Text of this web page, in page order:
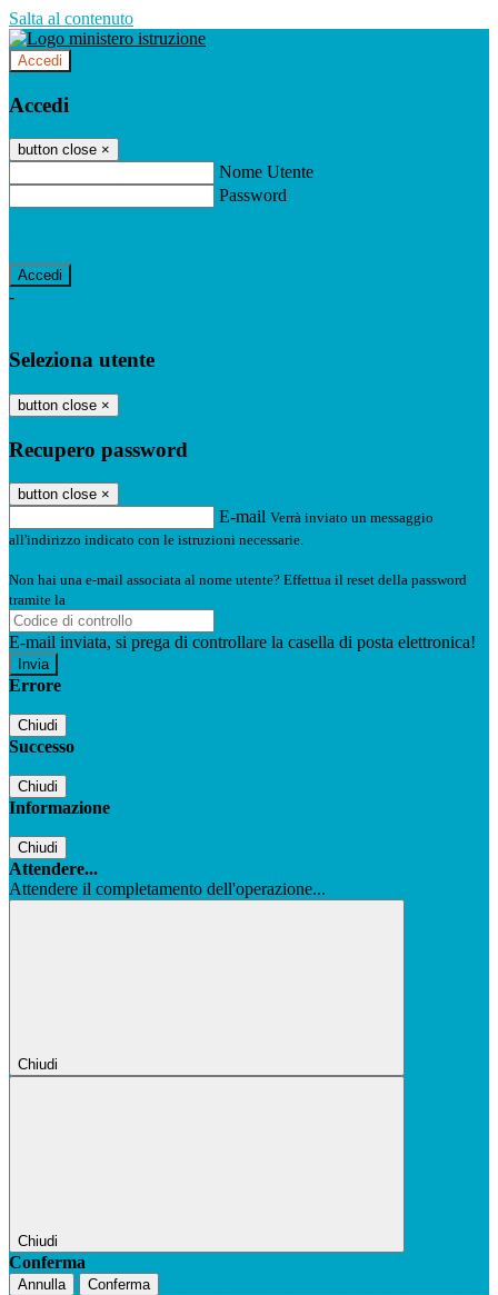
Salta al contenuto
Accedi
Accedi
button close ×
Nome Utente
Password
-
Seleziona utente
button close ×
Recupero password
button close ×
E-mail Verrà inviato un messaggio
all'indirizzo indicato con le istruzioni necessarie.
Non hai una e-mail associata al nome utente? Effettua il reset della password
tramite la
E-mail inviata, si prega di controllare la casella di posta elettronica!
Errore
Chiudi
Successo
Chiudi
Informazione
Chiudi
Attendere...
Attendere il completamento dell'operazione...
Chiudi
Chiudi
Conferma
Annulla Conferma